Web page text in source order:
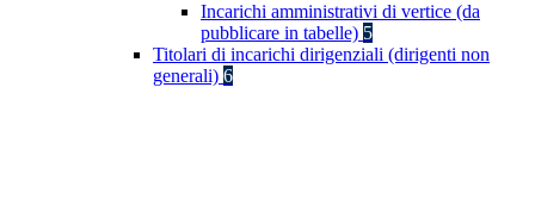
Incarichi amministrativi di vertice (da
pubblicare in tabelle) 5
Titolari di incarichi dirigenziali (dirigenti non
generali) 6